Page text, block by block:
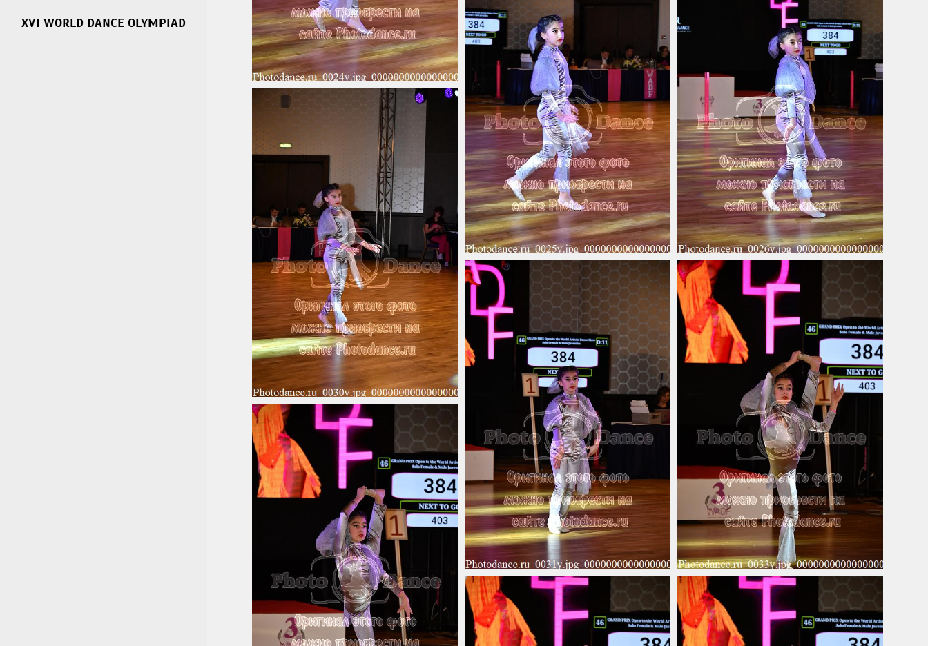
XVI WORLD DANCE OLYMPIAD